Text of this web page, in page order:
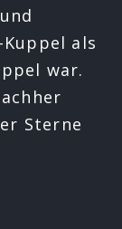
als
war.
Sterne